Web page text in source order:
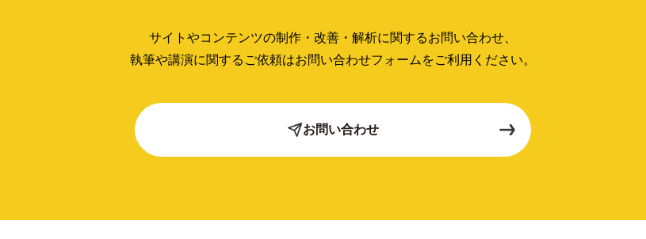
サイトやコンテンツの制作・改善・解析に関するお問い合わせ、
執筆や講演に関するご依頼はお問い合わせフォームをご利用ください。
お問い合わせ